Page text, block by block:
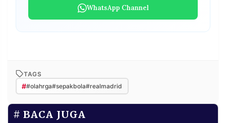
WhatsApp Channel
TAGS
##olahrga#sepakbola#realmadrid
BACA JUGA